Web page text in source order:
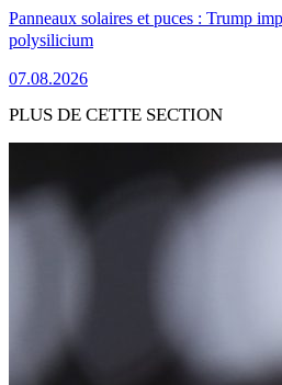
Panneaux solaires et puces : Trump
polysilicium
07.08.2026
PLUS DE CETTE SECTION